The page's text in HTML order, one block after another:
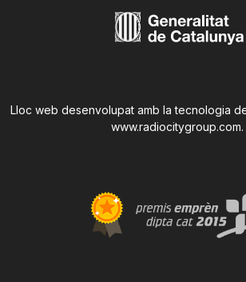
Lloc web desenvolupat amb la tecnologia
www.radiocitygroup.com.